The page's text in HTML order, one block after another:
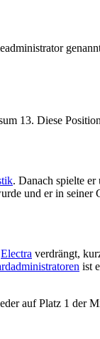
13. Diese
. Danach spielte
und er in seiner
Electra verdrängt,
ist
auf Platz 1 der